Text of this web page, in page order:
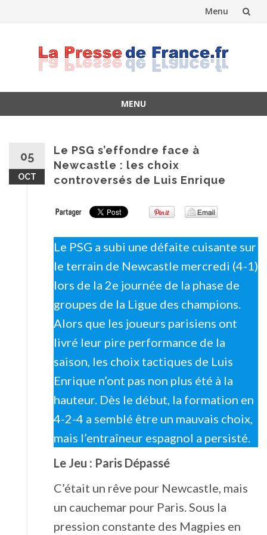
Menu
MENU
05
OCT
Le PSG s’effondre face à
Newcastle : les choix
controversés de Luis Enrique
Le PSG a subi une défaite cuisante sur
le terrain de Newcastle mercredi (4-1)
lors de la 2e journée de la phase de
groupes de la Ligue des champions.
Alors que les joueurs parisiens ont
livré leur pire performance de la
saison, les choix tactiques de Luis
Enrique n’ont pas non plus été à la
hauteur. Dès le début, la formation en
4-2-4 a semblé être un mauvais choix,
mais l’entraîneur espagnol a persisté.
Le Jeu : Paris Dépassé
C’était un rêve pour Newcastle, mais
un cauchemar pour Paris. Sous la
pression constante des Magpies en